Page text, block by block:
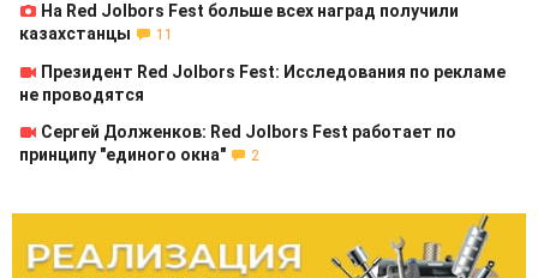
На Red Jolbors Fest больше всех наград получили
казахстанцы
11
Президент Red Jolbors Fest: Исследования по рекламе
не проводятся
Сергей Долженков: Red Jolbors Fest работает по
принципу "единого окна"
2